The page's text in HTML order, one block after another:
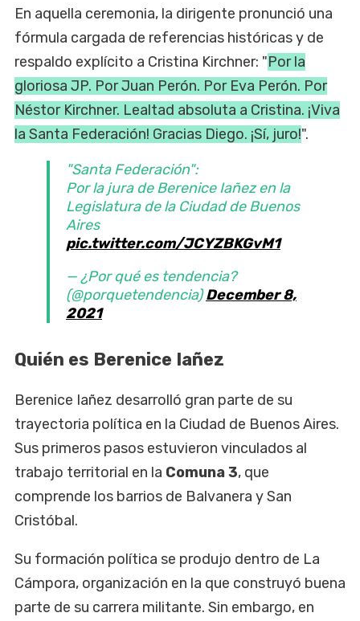
En aquella ceremonia, la dirigente pronunció una
fórmula cargada de referencias históricas y de
respaldo explícito a Cristina Kirchner: "Por la
gloriosa JP. Por Juan Perón. Por Eva Perón. Por
Néstor Kirchner. Lealtad absoluta a Cristina. ¡Viva
la Santa Federación! Gracias Diego. ¡Sí, juro!".
"Santa Federación":
Por la jura de Berenice Iañez en la
Legislatura de la Ciudad de Buenos
Aires
pic.twitter.com/JCYZBKGvM1
— ¿Por qué es tendencia?
(@porquetendencia)December 8,
2021
Quién es Berenice Iañez
Berenice Iañez desarrolló gran parte de su
trayectoria política en la Ciudad de Buenos Aires.
Sus primeros pasos estuvieron vinculados al
trabajo territorial en la Comuna 3, que
comprende los barrios de Balvanera y San
Cristóbal.
Su formación política se produjo dentro de La
Cámpora, organización en la que construyó buena
parte de su carrera militante. Sin embargo, en